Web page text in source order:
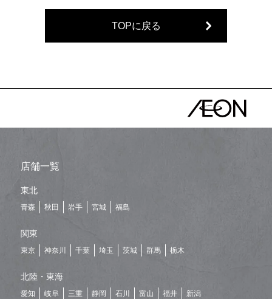
TOPに戻る
店舗一覧
東北
青森 秋田 岩手 宮城 福島
関東
東京 神奈川 千葉 埼玉 茨城 群馬 栃木
北陸・東海
愛知 岐阜 三重 静岡 石川 富山 福井 新潟